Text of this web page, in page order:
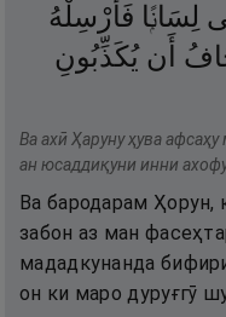
لِسَانًۭا فَأَرْسِلْهُ
أَن يُكَذِّبُونِ
Ва ахӣ Ҳаруну ҳува
ан юсаддиқуни инни
Ва бародарам Ҳорун,
забон аз ман
мададкунанда
он ки маро дуруғгӯ